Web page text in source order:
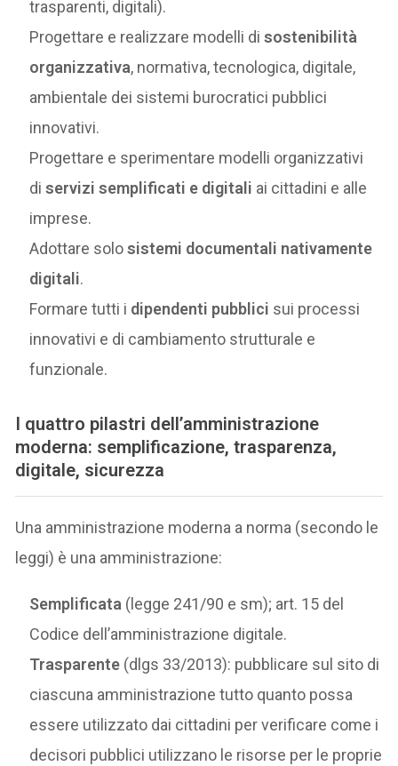
trasparenti, digitali).
Progettare e realizzare modelli disostenibilità
organizzativa, normativa, tecnologica, digitale,
ambientale dei sistemi burocratici pubblici
innovativi.
Progettare e sperimentare modelli organizzativi
diservizi semplificati e digitali ai cittadini e alle
imprese.
Adottare solosistemi documentali nativamente
digitali.
Formare tutti i dipendenti pubblici sui processi
innovativi e di cambiamento strutturale e
funzionale.
I quattro pilastri dell’amministrazione
moderna: semplificazione, trasparenza,
digitale, sicurezza
Una amministrazione moderna a norma (secondo le
leggi) è una amministrazione:
Semplificata (legge 241/90 e sm); art. 15 del
Codice dell’amministrazione digitale.
Trasparente (dlgs 33/2013): pubblicare sul sito di
ciascuna amministrazione tutto quanto possa
essere utilizzato dai cittadini per verificare come i
decisori pubblici utilizzano le risorse per le proprie